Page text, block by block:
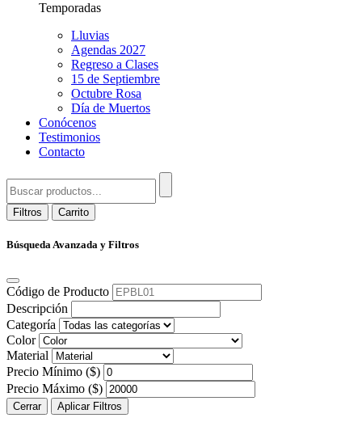
Temporadas
Lluvias
Agendas 2027
Regreso a Clases
15 de Septiembre
Octubre Rosa
Día de Muertos
Conócenos
Testimonios
Contacto
Filtros Carrito
Búsqueda Avanzada y Filtros
Código de Producto
Descripción
Categoría
Color
Material
Precio Mínimo ($)
Precio Máximo ($)
Cerrar Aplicar Filtros